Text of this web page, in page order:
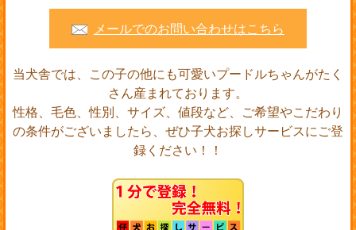
メールでのお問い合わせはこちら
当犬舎では、この子の他にも可愛いプードルちゃんがたく
さん産まれております。
性格、毛色、性別、サイズ、値段など、ご希望やこだわり
の条件がございましたら、ぜひ子犬お探しサービスにご登
録ください！！